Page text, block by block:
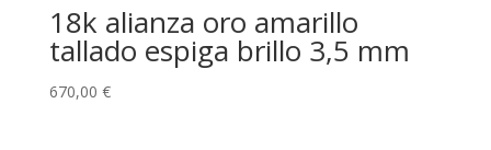
18k alianza oro amarillo
tallado espiga brillo 3,5 mm
670,00 €